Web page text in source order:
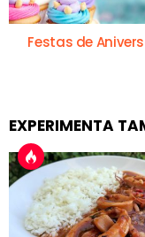
Festas de
EXPERIMENTA